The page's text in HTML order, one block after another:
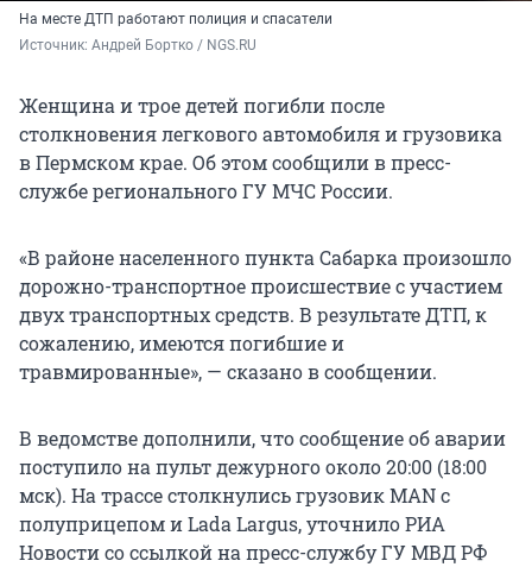
На месте ДТП работают полиция и спасатели
Источник: Андрей Бортко / NGS.RU
Женщина и трое детей погибли после
столкновения легкового автомобиля и грузовика
в Пермском крае. Об этом сообщили в пресс-
службе регионального ГУ МЧС России.
«В районе населенного пункта Сабарка произошло
дорожно-транспортное происшествие с участием
двух транспортных средств. В результате ДТП, к
сожалению, имеются погибшие и
травмированные», — сказано в сообщении.
В ведомстве дополнили, что сообщение об аварии
поступило на пульт дежурного около 20:00 (18:00
мск). На трассе столкнулись грузовик MAN с
полуприцепом и Lada Largus, уточнило РИА
Новости со ссылкой на пресс-службу ГУ МВД РФ